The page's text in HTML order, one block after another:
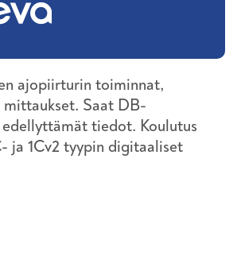
ajopiirturin toiminnat,
Saat DB-
tiedot. Koulutus
ja 1Cv2 tyypin digitaaliset